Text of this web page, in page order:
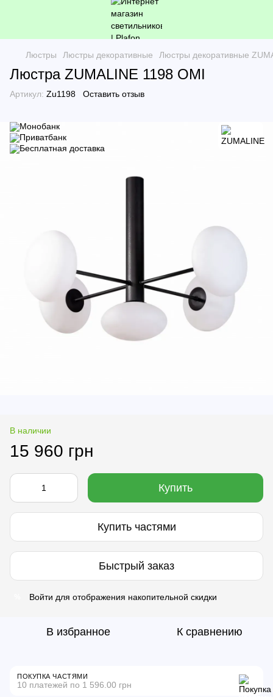
Люстры Люстры декоративные Люстры декоративные
Люстра ZUMALINE 1198 OMI
Артикул: Zu1198 Оставить отзыв
В наличии
15 960 грн
Купить
Купить частями
Быстрый заказ
Войти для отображения накопительной скидки
В избранное К сравнению
ПОКУПКА ЧАСТЯМИ
10 платежей по 1 596.00 грн